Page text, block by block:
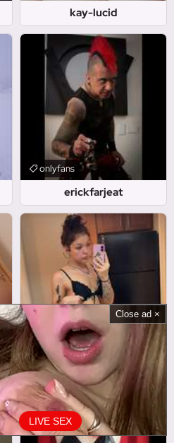
LIVE SEX
Close ad ×
kay-lucid
erickfarjeat
onlyfans
spitonmysoul
onlyfans